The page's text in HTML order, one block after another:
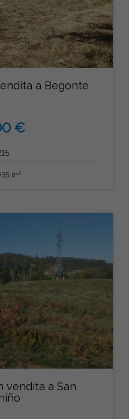
a Begonte
€
m2
vendita a San